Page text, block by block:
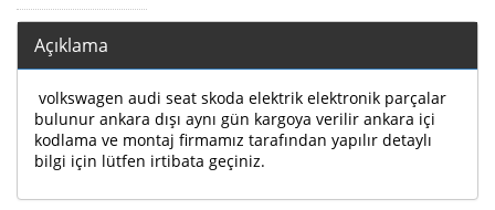
Açıklama
volkswagen audi seat skoda elektrik elektronik parçalar
bulunur ankara dışı aynı gün kargoya verilir ankara içi
kodlama ve montaj firmamız tarafından yapılır detaylı
bilgi için lütfen irtibata geçiniz.